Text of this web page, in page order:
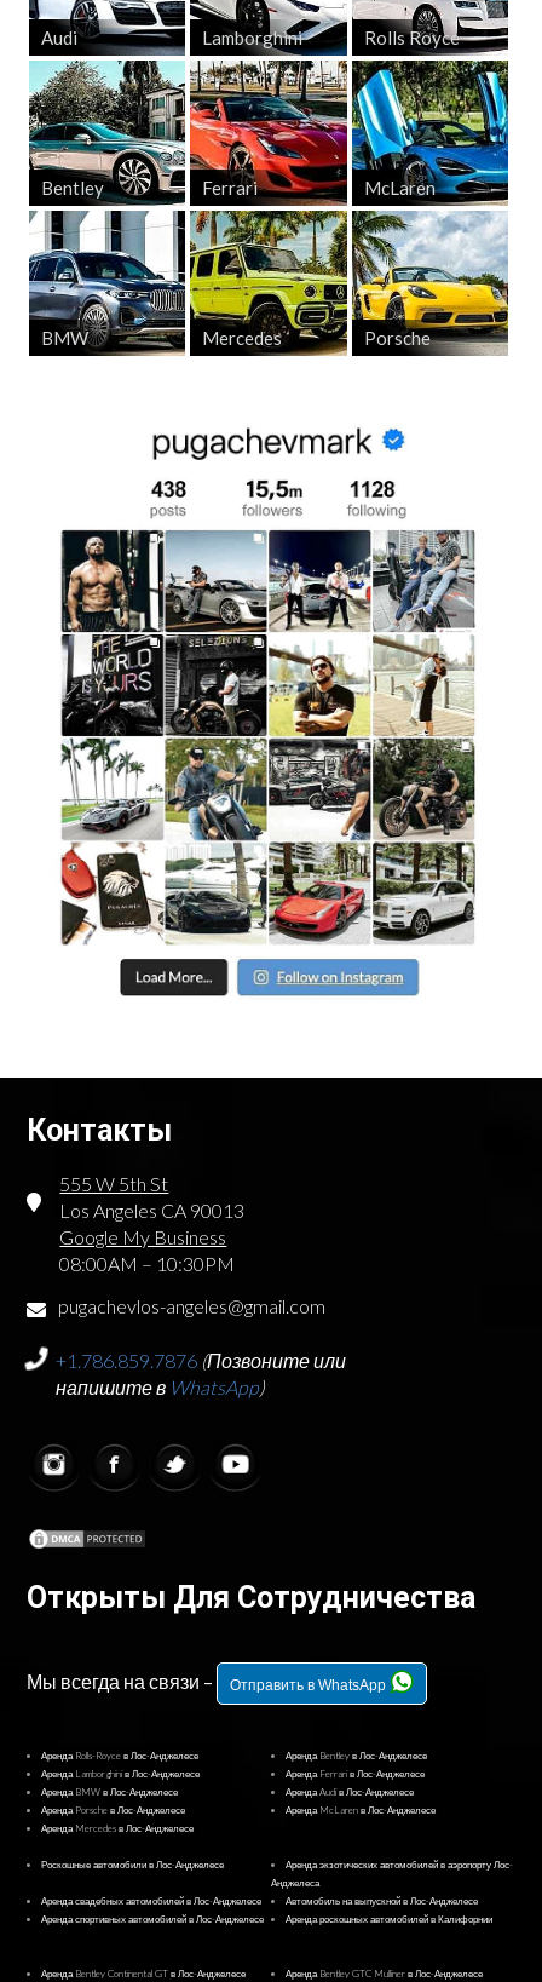
Audi Lamborghini Rolls Royce
Bentley Ferrari McLaren
BMW Mercedes Porsche
Контакты
555 W 5th St
Los Angeles CA 90013
Google My Business
08:00AM – 10:30PM
pugachevlos-angeles@gmail.com
+1.786.859.7876 (Позвоните или
напишите в WhatsApp)
Открыты Для Сотрудничества
Мы всегда на связи – Отправить в WhatsApp
Аренда Rolls-Royce в Лос-Анджелесе
Аренда Bentley в Лос-Анджелесе
Аренда Lamborghini в Лос-Анджелесе
Аренда Ferrari в Лос-Анджелесе
Аренда BMW в Лос-Анджелесе
Аренда Audi в Лос-Анджелесе
Аренда Porsche в Лос-Анджелесе
Аренда McLaren в Лос-Анджелесе
Аренда Mercedes в Лос-Анджелесе
Роскошные автомобили в Лос-Анджелесе
Аренда экзотических автомобилей в аэропорту Лос-
Анджелеса
Аренда свадебных автомобилей в Лос-Анджелесе
Автомобиль на выпускной в Лос-Анджелесе
Аренда спортивных автомобилей в Лос-Анджелесе
Аренда роскошных автомобилей в Калифорнии
Аренда Bentley Continental GT в Лос-Анджелесе Аренда Bentley GTC Mulliner в Лос-Анджелесе